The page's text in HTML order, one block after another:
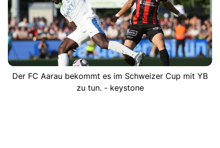
Der FC Aarau bekommt es im Schweizer Cup mit YB
zu tun. - keystone